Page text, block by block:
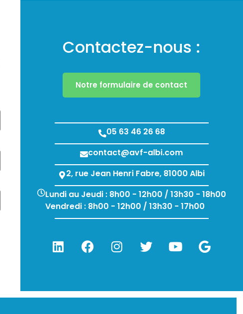
Contactez-nous :
Notre formulaire de contact
05 63 46 26 68
contact@avf-albi.com
2, rue Jean Henri Fabre, 81000 Albi
Lundi au Jeudi : 8h00 - 12h00 / 13h30 - 18h00
Vendredi : 8h00 - 12h00 / 13h30 - 17h00